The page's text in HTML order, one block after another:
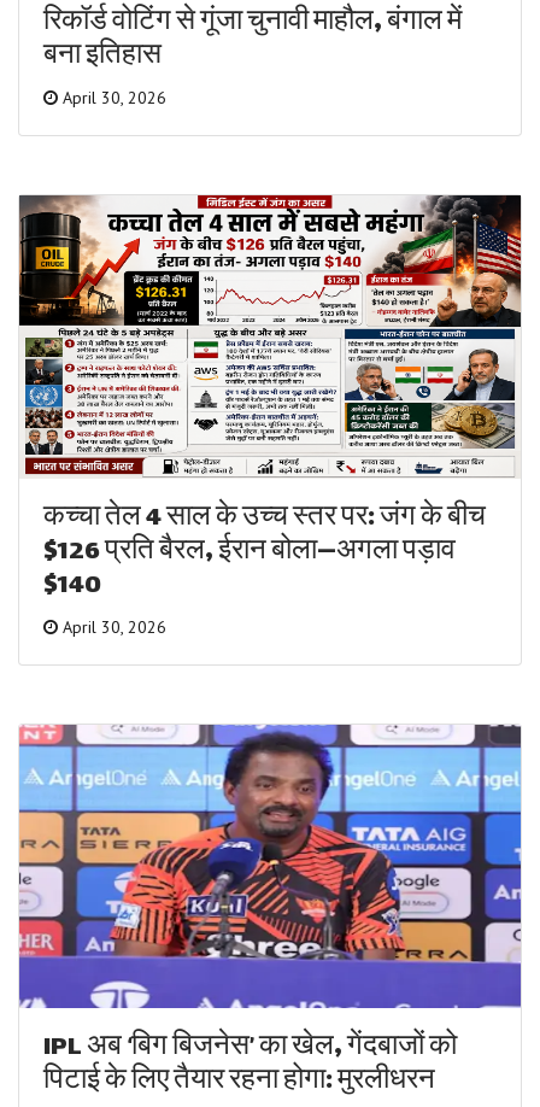
रिकॉर्ड वोटिंग से गूंजा चुनावी माहौल, बंगाल में
बना इतिहास
April 30, 2026
कच्चा तेल 4 साल के उच्च स्तर पर: जंग के बीच
$126 प्रति बैरल, ईरान बोला—अगला पड़ाव
$140
April 30, 2026
IPL अब ‘बिग बिजनेस’ का खेल, गेंदबाजों को
पिटाई के लिए तैयार रहना होगा: मुरलीधरन